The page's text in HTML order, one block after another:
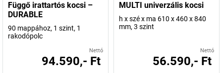
Függő irattartós kocsi –
DURABLE
90 mappához, 1 szint, 1
rakodópolc
Nettó
94.590,- Ft
MULTI univerzális kocsi
h x szé x ma 610 x 460 x 840
mm, 3 szint
Nettó
56.590,- Ft